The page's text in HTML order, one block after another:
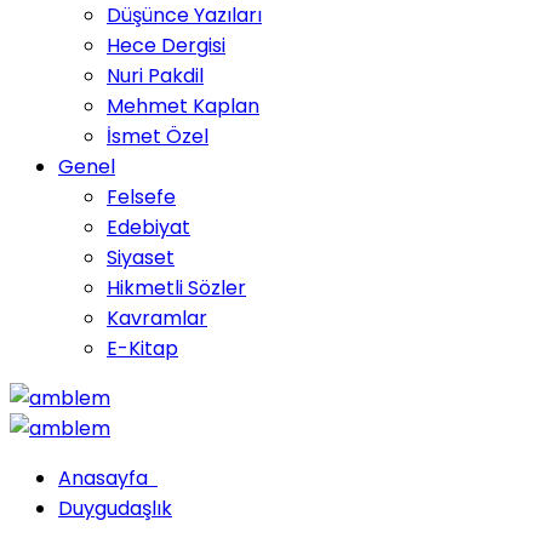
Düşünce Yazıları
Hece Dergisi
Nuri Pakdil
Mehmet Kaplan
İsmet Özel
Genel
Felsefe
Edebiyat
Siyaset
Hikmetli Sözler
Kavramlar
E-Kitap
Anasayfa
Duygudaşlık